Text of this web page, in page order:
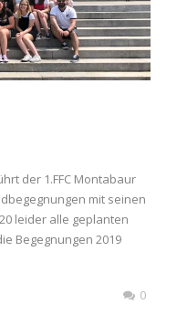
der 1.FFC Montabaur
mit seinen
leider alle geplanten
Begegnungen 2019
0